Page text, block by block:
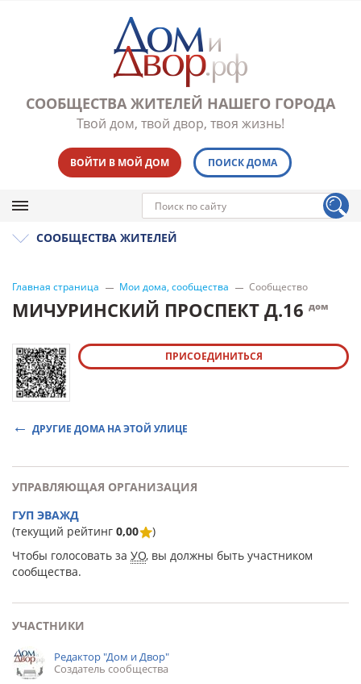
СООБЩЕСТВА ЖИТЕЛЕЙ НАШЕГО ГОРОДА
Твой дом, твой двор, твоя жизнь!
ВОЙТИ В МОЙ ДОМ ПОИСК ДОМА
СООБЩЕСТВА ЖИТЕЛЕЙ
Главная страница Мои дома, сообщества Сообщество
МИЧУРИНСКИЙ ПРОСПЕКТ Д.16 дом
ПРИСОЕДИНИТЬСЯ
ДРУГИЕ ДОМА НА ЭТОЙ УЛИЦЕ
УПРАВЛЯЮЩАЯ ОРГАНИЗАЦИЯ
ГУП ЭВАЖД
(текущий рейтинг 0,00
)
Чтобы голосовать за УО, вы должны быть участником
сообщества.
УЧАСТНИКИ
Редактор "Дом и Двор"
Создатель сообщества